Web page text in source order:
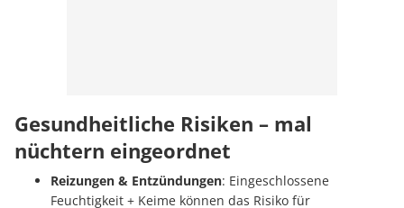
Gesundheitliche Risiken – mal
nüchtern eingeordnet
Reizungen & Entzündungen: Eingeschlossene
Feuchtigkeit + Keime können das Risiko für